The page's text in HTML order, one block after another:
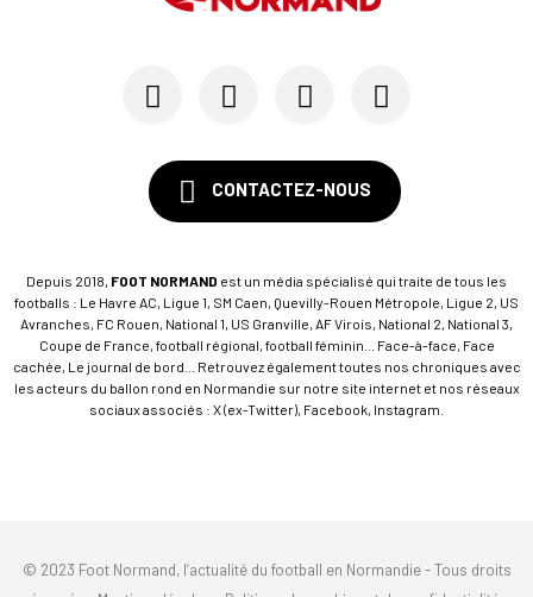
CONTACTEZ-NOUS
Depuis 2018, FOOT NORMAND est un média spécialisé qui traite de tous les
footballs : Le Havre AC, Ligue 1, SM Caen, Quevilly-Rouen Métropole, Ligue 2, US
Avranches, FC Rouen, National 1, US Granville, AF Virois, National 2, National 3,
Coupe de France, football régional, football féminin... Face-à-face, Face
cachée, Le journal de bord... Retrouvez également toutes nos chroniques avec
les acteurs du ballon rond en Normandie sur notre site internet et nos réseaux
sociaux associés : X (ex-Twitter), Facebook, Instagram.
© 2023 Foot Normand, l’actualité du football en Normandie - Tous droits